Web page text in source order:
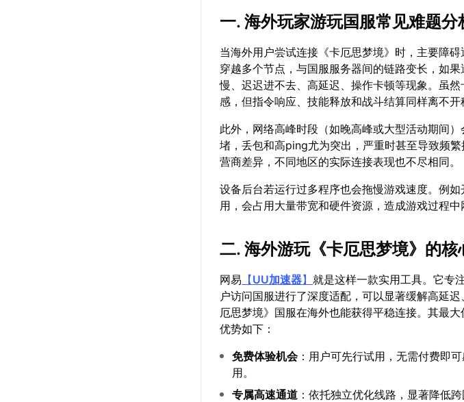
一. 海外玩家游玩国服常见难题分
当海外用户尝试连接《卡厄思梦境》时，主要障
穿越多个节点，与国服服务器间的链路变长，如
慢、迟迟进不去、高延迟、操作卡顿等现象。虽
感，但指令响应、技能释放和战斗结算同样离不开
此外，网络高峰时段（如晚高峰或大型活动期间
堵，丢包和高ping尤为突出，严重时甚至导致频
营商差异，不同地区的实际连接表现也不尽相同。
设备后台若运行过多程序也会拖慢游戏速度。例
用，会占用大量带宽和硬件资源，造成游戏过程中
二. 海外游玩《卡厄思梦境》的核
网易 【UU加速器】 就是这样一款实用工具。它专
户访问国服进行了深度适配，可以显著缓解高延
厄思梦境》国服在海外也能获得平稳连接。其最
优势如下：
免费体验机会：用户可先行试用，无需付费即
用。
专属高速通道 ：依托独立优化线路，显著降低